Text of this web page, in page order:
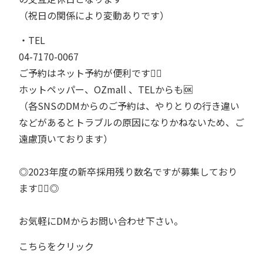
（祝日の関係により変動ありです）
・TEL⁡⁡⁡
04-7170-0067⁡⁡⁡
ご予約はネット予約が便利です💁‍♂️⁡⁡⁡
ホットペッパー、OZmall 、TELからも🆗⁡⁡⁡
（各SNSのDMからのご予約は、やりとりの行き違い
などがあるとトラブルの原因になりかねないため、ご
遠慮頂いております）⁡⁡⁡
◎2023年度の新卒採用残り数名ですが募集しており
ます💁‍♂️◎⁡⁡⁡
お気軽にDMからお問い合わせ下さい⁡⁡⁡。
こちらをクリック